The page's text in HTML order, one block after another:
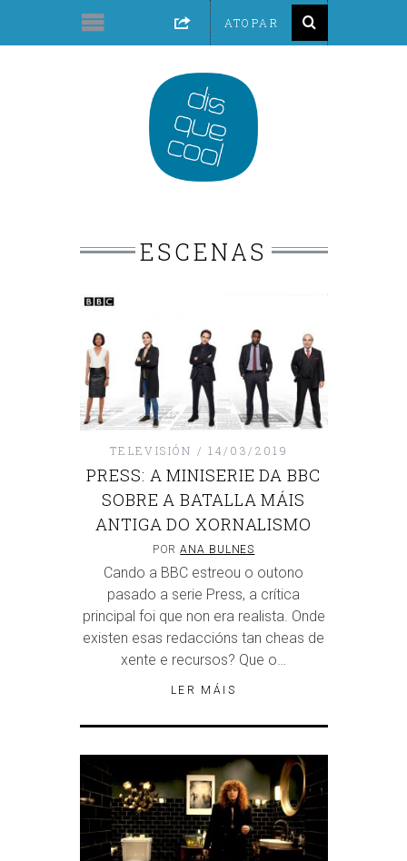
ESCENAS
TELEVISIÓN 14/03/2019
PRESS: A MINISERIE DA BBC
SOBRE A BATALLA MÁIS
ANTIGA DO XORNALISMO
PORANA BULNES
Cando a BBC estreou o outono
pasado a serie Press, a crítica
principal foi que non era realista. Onde
existen esas redaccións tan cheas de
xente e recursos? Que o…
LER MÁIS